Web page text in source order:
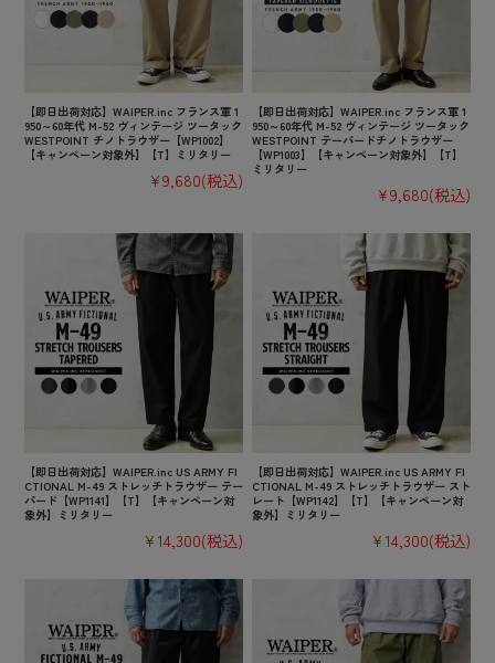
【即日出荷対応】WAIPER.inc フランス軍 1
950～60年代 M-52 ヴィンテージ ツータック
WESTPOINT チノトラウザー【WP1002】
【キャンペーン対象外】【T】ミリタリー
¥9,680(税込)
【即日出荷対応】WAIPER.inc フランス軍 1
950～60年代 M-52 ヴィンテージ ツータック
WESTPOINT テーパードチノトラウザー
【WP1003】【キャンペーン対象外】【T】
ミリタリー
¥9,680(税込)
【即日出荷対応】WAIPER.inc US ARMY FI
CTIONAL M-49 ストレッチトラウザー テー
パード【WP1141】【T】【キャンペーン対
象外】ミリタリー
¥14,300(税込)
【即日出荷対応】WAIPER.inc US ARMY FI
CTIONAL M-49 ストレッチトラウザー スト
レート【WP1142】【T】【キャンペーン対
象外】ミリタリー
¥14,300(税込)